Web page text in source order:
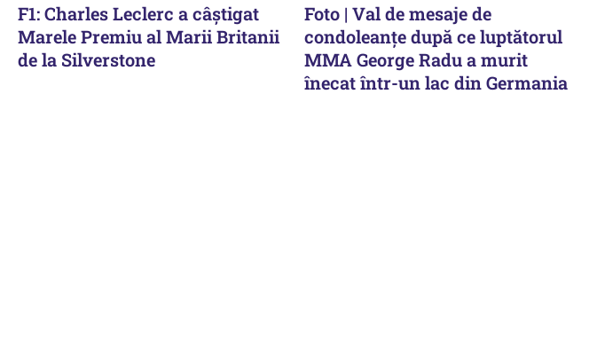
F1: Charles Leclerc a câștigat
Marele Premiu al Marii Britanii
de la Silverstone
Foto | Val de mesaje de
condoleanțe după ce luptătorul
MMA George Radu a murit
înecat într-un lac din Germania